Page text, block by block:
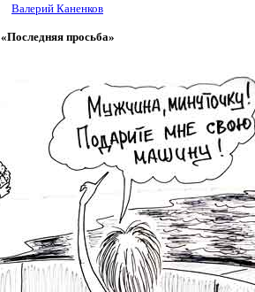
Валерий Каненков
«Последняя просьба»